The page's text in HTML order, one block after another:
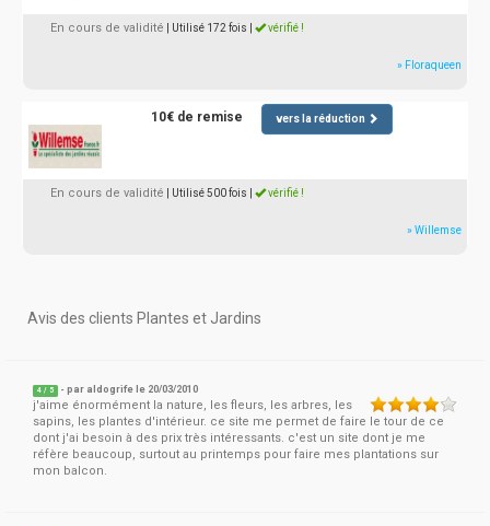
En cours de validité | Utilisé 172 fois vérifié !
» Floraqueen
10€ de remise vers la réduction
En cours de validité | Utilisé 500 fois vérifié !
» Willemse
Avis des clients Plantes et Jardins
4 / 5 - par aldogrife le 20/03/2010
j'aime énormément la nature, les fleurs, les arbres, les
sapins, les plantes d'intérieur. ce site me permet de faire le tour de ce
dont j'ai besoin à des prix très intéressants. c'est un site dont je me
réfère beaucoup, surtout au printemps pour faire mes plantations sur
mon balcon.